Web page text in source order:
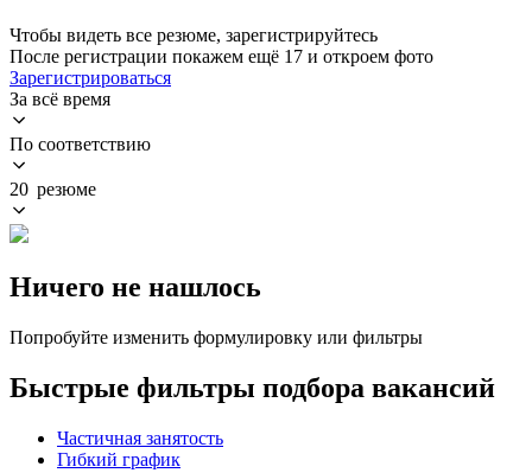
Чтобы видеть все резюме, зарегистрируйтесь
После регистрации покажем ещё 17 и откроем фото
Зарегистрироваться
За всё время
По соответствию
20 резюме
Ничего не нашлось
Попробуйте изменить формулировку или фильтры
Быстрые фильтры подбора вакансий
Частичная занятость
Гибкий график